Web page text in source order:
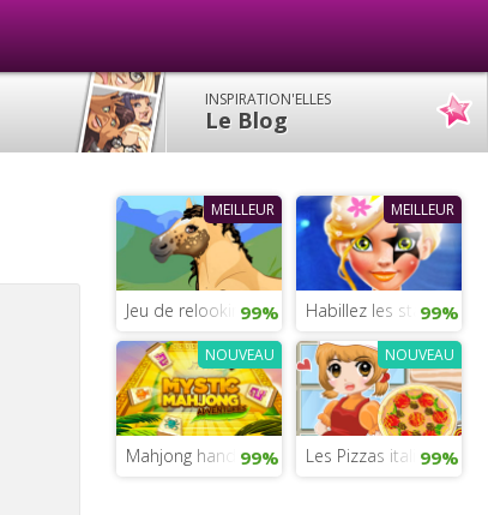
INSPIRATION'ELLES
Le Blog
MEILLEUR
Jeu de relooking mon petit poney
99%
MEILLEUR
Habillez les stars de
99%
NOUVEAU
Mahjong hand spinner
99%
NOUVEAU
Les Pizzas italiennes
99%